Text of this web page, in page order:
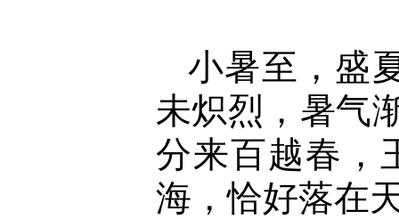
小暑至，盛
未炽烈，暑气
分来百越春，
海，恰好落在